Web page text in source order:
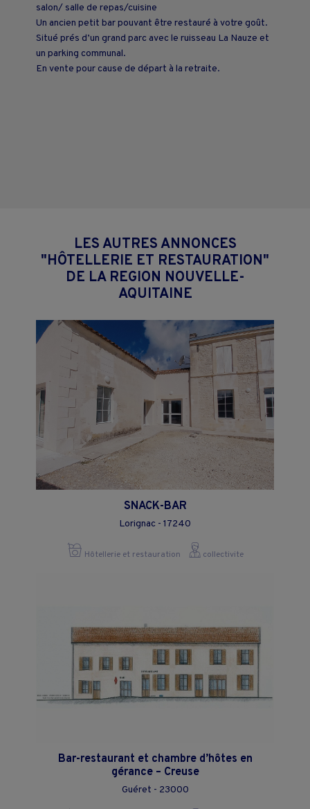
salon/ salle de repas/cuisine
Un ancien petit bar pouvant être restauré à votre goût.
Situé prés d’un grand parc avec le ruisseau La Nauze et
un parking communal.
En vente pour cause de départ à la retraite.
LES AUTRES ANNONCES
"HÔTELLERIE ET RESTAURATION"
DE LA REGION NOUVELLE-
AQUITAINE
SNACK-BAR
Lorignac - 17240
Hôtellerie et restauration collectivite
Bar-restaurant et chambre d’hôtes en
gérance – Creuse
Guéret - 23000